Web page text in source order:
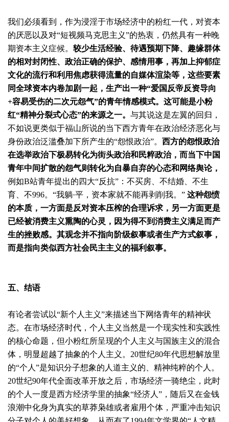
我们必须看到，作为浸淫于市场经济中的粉红一代，对资本
的厌恶以及对“短视频马克思主义”的热衷，仍然具有一种晚
期资本主义症候。 较少生活经验、待遇预期下降、趣缘群体
的相对封闭性、政治正确的保护、感情用事，再加上抑郁症
文化的流行和利用焦虑获得流量的自媒体渲染等，这些要素
同全球资本内卷加剧一起，生产出一种“爱国反帝反资导向
+容易受伤的二次元怨气”的青年情感模式。这可能是小粉
红“精神分裂式心态”的来源之一。 与其说这是左翼的回归，
不如说更类似于福山所说的当下西方青年在政治经济恶化与
身份政治泛滥叠加下所产生的“怨恨政治”。 西方的怨恨政治
在选举政治下极易转化为街头政治和民粹政治，而当下中国
青年中间扩散的怨气则转化为自暴自弃的心态和网络舆论，
例如B站青年提出的四大“反抗”：不买房、不结婚、不生
育、不996。“我躺·平，资本家就不能再剥削我。” 这种怨愤
的本质，一方面是反对资本压榨的合理诉求，另一方面更是
已经被消费主义熏陶的心灵，因为得不到消费主义满足而产
生的挫败感。其观念并不指向阶级叙事或者生产方式叙事，
而是指向类似西方社会民主主义的福利叙事。
五、结语
有论者尝试以“新个人主义”来描述当下网络青年的精神状
态。在市场经济时代，个人主义当然是一个现实性和实践性
的核心命题，但小粉红所呈现的个人主义与国族主义的混合
体，明显超越了抽象的个人主义。20世纪80年代思想解放里
的“个人”是知识分子想象的人道主义的、精神纯粹的个人。
20世纪90年代全面改革开放之后，市场经济一骑绝尘，此时
的个人一度是西方经济学里的抽象“经济人”，随后又在金钱
浪潮中化身为真实的草莽枭雄或者雇用个体，严重冲击知识